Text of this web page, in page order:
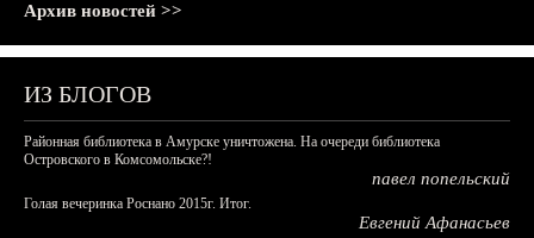
Архив новостей >>
ИЗ БЛОГОВ
Районная библиотека в Амурске уничтожена. На очереди библиотека
Островского в Комсомольске?!
павел попельский
Голая вечеринка Роснано 2015г. Итог.
Евгений Афанасьев